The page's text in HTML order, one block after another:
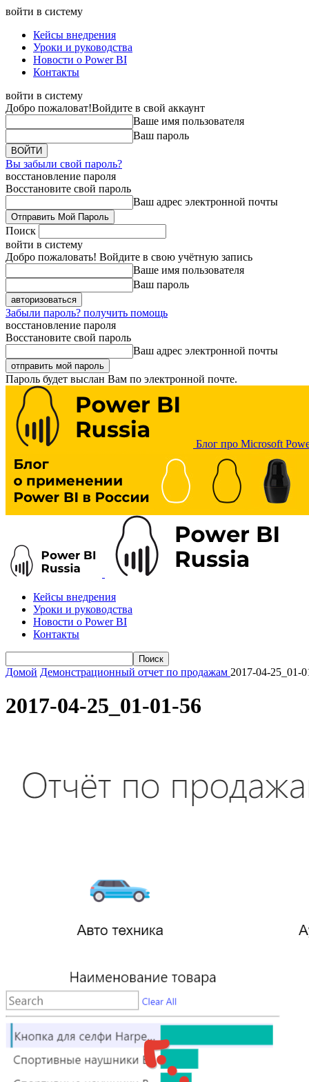
войти в систему
Кейсы внедрения
Уроки и руководства
Новости о Power BI
Контакты
войти в систему
Добро пожаловат!Войдите в свой аккаунт
Ваше имя пользователя
Ваш пароль
Вы забыли свой пароль?
восстановление пароля
Восстановите свой пароль
Ваш адрес электронной почты
Поиск
войти в систему
Добро пожаловать! Войдите в свою учётную запись
Ваше имя пользователя
Ваш пароль
Забыли пароль? получить помощь
восстановление пароля
Восстановите свой пароль
Ваш адрес электронной почты
Пароль будет выслан Вам по электронной почте.
Блог про Microsoft
Кейсы внедрения
Уроки и руководства
Новости о Power BI
Контакты
Домой Демонстрационный отчет по продажам 2017-04-25_01-
2017-04-25_01-01-56